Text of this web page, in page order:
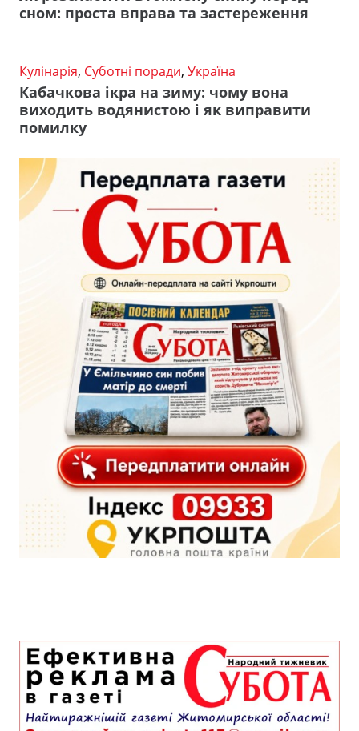
сном: проста вправа та застереження
Кулінарія, Суботні поради, Україна
Кабачкова ікра на зиму: чому вона
виходить водянистою і як виправити
помилку